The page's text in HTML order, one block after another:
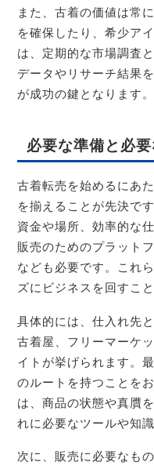
また、古着の価値は常
を確保したり、希少ア
は、定期的な市場調査
データやリサーチ結果
が成功の鍵となります。
必要な準備と必
古着転売を始めるにあ
を揃えることが先決で
資金や場所、効率的な
販売のためのプラット
なども必要です。これ
ズにビジネスを回すこ
具体的には、仕入れ先
古着屋、フリーマーケ
イトが挙げられます。
のルートを持つことを
は、商品の状態や真贋
れに必要なツールや知
次に、販売に必要なも